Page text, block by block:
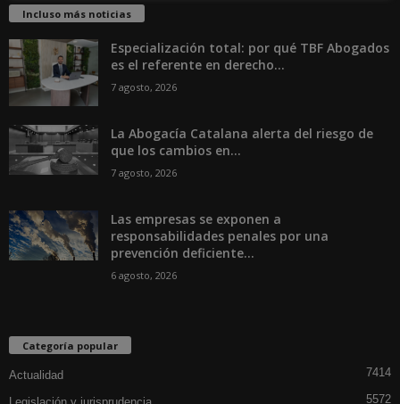
Incluso más noticias
Especialización total: por qué TBF Abogados
es el referente en derecho...
7 agosto, 2026
La Abogacía Catalana alerta del riesgo de
que los cambios en...
7 agosto, 2026
Las empresas se exponen a
responsabilidades penales por una
prevención deficiente...
6 agosto, 2026
Categoría popular
Actualidad 7414
5572